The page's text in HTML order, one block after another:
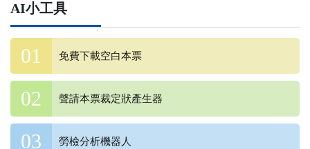
AI小工具
免費下載空白本票
聲請本票裁定狀產生器
勞檢分析機器人